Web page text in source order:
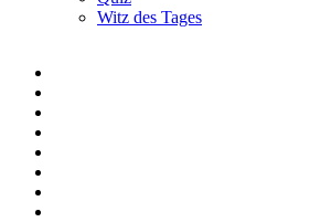
Witz des Tages